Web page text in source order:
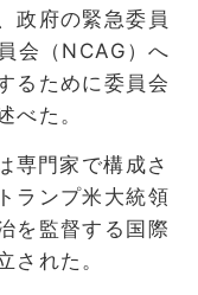
政府の緊急委員
会（NCAG）へ
るために委員会
べた。
専門家で構成さ
ランプ米大統領
を監督する国際
された。